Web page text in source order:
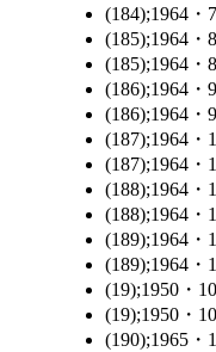
(184);1964・7
(185);1964・8
(185);1964・8
(186);1964・9
(186);1964・9
(187);1964・
(187);1964・
(188);1964・
(188);1964・
(189);1964・
(189);1964・
(19);1950・10
(19);1950・10
(190);1965・1